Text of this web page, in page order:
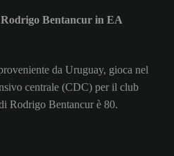
Bentancur in EA
da Uruguay, gioca nel
centrale (CDC) per il club
Rodrigo Bentancur è 80.